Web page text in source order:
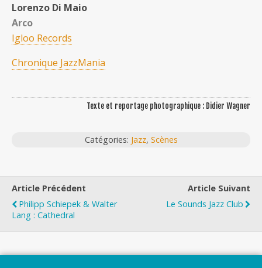
Lorenzo Di Maio
Arco
Igloo Records
Chronique JazzMania
Texte et reportage photographique : Didier Wagner
Catégories: Jazz, Scènes
Article Précédent
Philipp Schiepek & Walter
Lang : Cathedral
Article Suivant
Le Sounds Jazz Club